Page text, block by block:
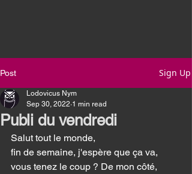
Post Sign Up
Publi du vendredi
Lodovicus Nym
Sep 30, 2022 1 min read
Salut tout le monde,
fin de semaine, j'espère que ça va,
vous tenez le coup ? De mon côté,